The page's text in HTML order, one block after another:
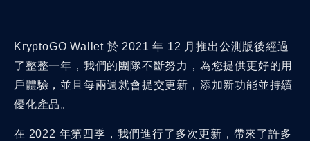
KryptoGO Wallet 於 2021 年 12 月推出公測版後經過
了整整一年，我們的團隊不斷努力，為您提供更好的用
戶體驗，並且每兩週就會提交更新，添加新功能並持續
優化產品。
在 2022 年第四季，我們進行了多次更新，帶來了許多